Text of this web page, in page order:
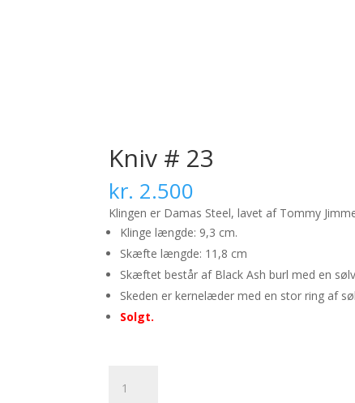
Kniv # 23
kr. 2.500
Klingen er Damas Steel, lavet af Tommy
Klinge længde: 9,3 cm.
Skæfte længde: 11,8 cm
Skæftet består af Black Ash burl med en
Skeden er kernelæder med en stor ring af
Solgt.